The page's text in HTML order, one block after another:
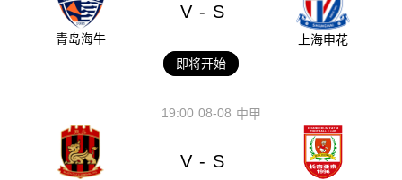
青岛海牛
V - S
上海申花
即将开始
08-08
19:00 中甲
V - S